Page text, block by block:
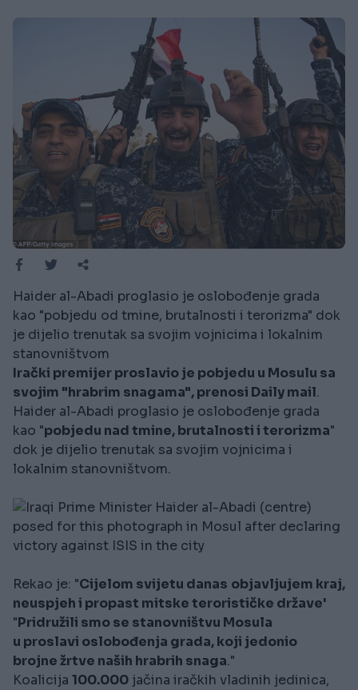
Haider al-Abadi proglasio je oslobođenje grada
kao "pobjedu od tmine, brutalnosti i terorizma" dok
je dijelio trenutak sa svojim vojnicima i lokalnim
stanovništvom
Irački premijer proslavio je pobjedu u Mosulu sa
svojim "hrabrim snagama", prenosi Daily mail.
Haider al-Abadi proglasio je oslobođenje grada
kao "pobjedu nad tmine, brutalnosti i terorizma"
dok je dijelio trenutak sa svojim vojnicima i
lokalnim stanovništvom.
Rekao je: "Cijelom svijetu danas objavljujem kraj,
neuspjeh i propast mitske terorističke države'
"Pridružili smo se stanovništvu Mosula
u proslavi oslobođenja grada, koji jedonio
brojne žrtve naših hrabrih snaga."
Koalicija 100.000 jačina iračkih vladinih jedinica,